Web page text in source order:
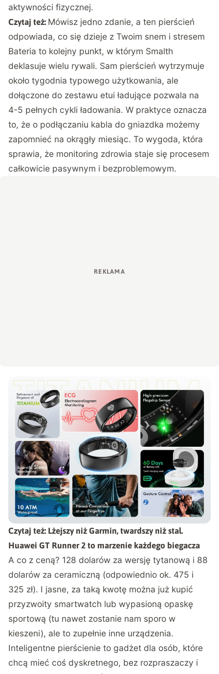
aktywności fizycznej.
Czytaj też: Mówisz jedno zdanie, a ten pierścień
odpowiada, co się dzieje z Twoim snem i stresem
Bateria to kolejny punkt, w którym Smalth
deklasuje wielu rywali. Sam pierścień wytrzymuje
około tygodnia typowego użytkowania, ale
dołączone do zestawu etui ładujące pozwala na
4-5 pełnych cykli ładowania. W praktyce oznacza
to, że o podłączaniu kabla do gniazdka możemy
zapomnieć na okrągły miesiąc. To wygoda, która
sprawia, że monitoring zdrowia staje się procesem
całkowicie pasywnym i bezproblemowym.
Czytaj też: Lżejszy niż Garmin, twardszy niż stal.
Huawei GT Runner 2 to marzenie każdego biegacza
A co z ceną? 128 dolarów za wersję tytanową i 88
dolarów za ceramiczną (odpowiednio ok. 475 i
325 zł). I jasne, za taką kwotę można już kupić
przyzwoity smartwatch lub wypasioną opaskę
sportową (tu nawet zostanie nam sporo w
kieszeni), ale to zupełnie inne urządzenia.
Inteligentne pierścienie to gadżet dla osób, które
chcą mieć coś dyskretnego, bez rozpraszaczy i